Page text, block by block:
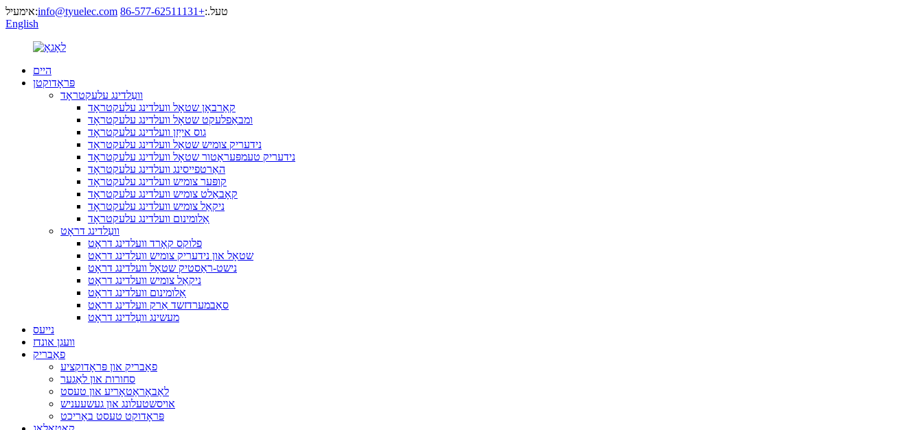
אימעיל:info@tyuelec.com טעל.:+86-577-62511131
English
היים
פּראָדוקטן
וועַלדינג עלעקטראָד
קאַרבאָן שטאָל וועלדינג עלעקטראָד
ומבאַפלעקט שטאָל וועלדינג עלעקטראָד
גוס אייַזן וועלדינג עלעקטראָד
נידעריק צומיש שטאָל וועלדינג עלעקטראָד
נידעריק טעמפּעראַטור שטאָל וועלדינג עלעקטראָד
האַרטפייסינג וועלדינג עלעקטראָד
קופּער צומיש וועלדינג עלעקטראָד
קאָבאַלט צומיש וועלדינג עלעקטראָד
ניקאַל צומיש וועלדינג עלעקטראָד
אַלומינום וועלדינג עלעקטראָד
וועַלדינג דראָט
פלוקס קאָרד וועלדינג דראָט
שטאָל און נידעריק צומיש וועַלדינג דראָט
נישט-ראַסטיק שטאָל וועלדינג דראָט
ניקאַל צומיש וועלדינג דראָט
אַלומינום וועלדינג דראָט
סאַבמערדזשד אַרק וועלדינג דראָט
מעשינג וועַלדינג דראָט
נייעס
וועגן אונדז
פאַבריק
פאַבריק און פּראָדוקציע
סחורות און לאַגער
לאַבאָראַטאָריע און טעסט
אויסשטעלונג און געשעעניש
פּראָדוקט טעסט באַריכט